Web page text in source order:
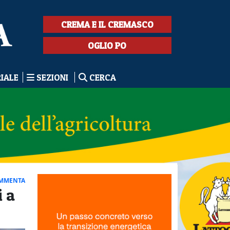
CREMA E IL CREMASCO
OGLIO PO
SEZIONI CERCA
a